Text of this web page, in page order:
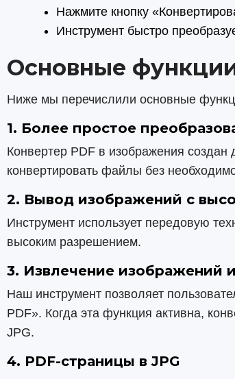
Нажмите кнопку
Инструмент быстро
Основные
Ниже мы перечислили основные
1. Более простое
Конвертер PDF в изображения
конвертировать файлы без
2. Вывод изображений с
Инструмент использует передовую
высоким разрешением.
3. Извлечение изображений
Наш инструмент позволяет
PDF». Когда эта функция активна,
JPG.
4. PDF-страницы в JPG